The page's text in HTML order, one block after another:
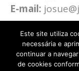
E-mail:
© 2020. JP
Este site utiliza
necessária e
continuar a
de cookies